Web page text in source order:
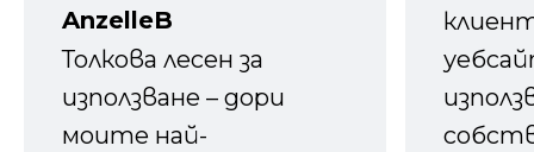
AnzelleB
Толкова лесен за
използване – дори
моите най-